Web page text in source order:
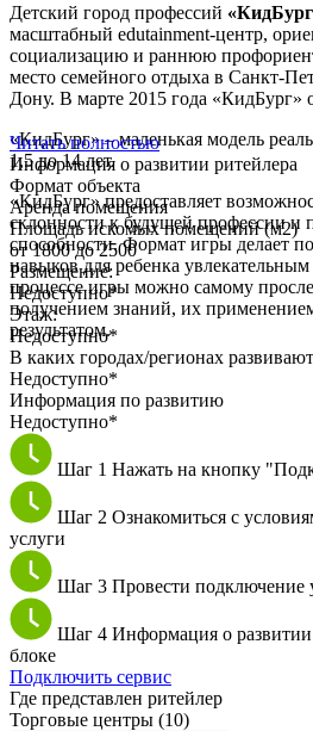
Детский город профессий
масштабный edutainment-центр,
социализацию и раннюю
место семейного отдыха в Санкт-
Дону. В марте 2015 года «КидБург»
«КидБург» – маленькая модель
1,5 до 14 лет.
«КидБург» предоставляет
склонности к будущей профессии и
способности. Формат игры делает
навыков для ребенка
процессе игры можно самому
получением знаний, их
результатом.
Читать полностью
Информация о развитии ритейлера
Формат объекта
Аренда помещения
Площадь искомых помещений (м2)
от 1800 до 2500
Размещение:
Недоступно*
Этаж:
Недоступно*
В каких городах/регионах
Недоступно*
Информация по развитию
Недоступно*
Шаг 1 Нажать на кнопку
Шаг 2 Ознакомиться с
услуги
Шаг 3 Провести подключение
Шаг 4 Информация о развитии
блоке
Подключить сервис
Где представлен ритейлер
Торговые центры (10)